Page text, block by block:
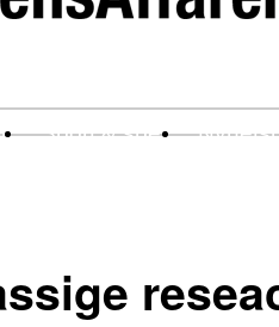
Sport & spel